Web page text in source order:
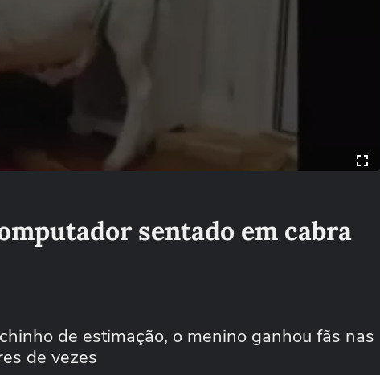
sentado em cabra
de estimação, o menino ganhou fãs nas
de vezes